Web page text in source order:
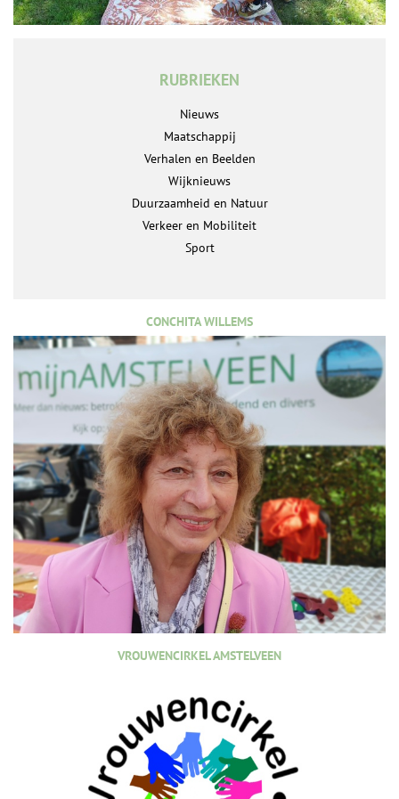
RUBRIEKEN
Nieuws
Maatschappij
Verhalen en Beelden
Wijknieuws
Duurzaamheid en Natuur
Verkeer en Mobiliteit
Sport
CONCHITA WILLEMS
VROUWENCIRKEL AMSTELVEEN